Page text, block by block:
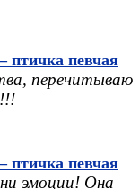
певчая
перечитываю
певчая
эмоции! Она